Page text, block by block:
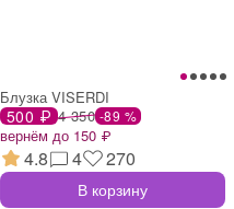
Блузка VISERDI
500 ₽ 4 350 -89 %
вернём до 150 ₽
4.8 4 270
В корзину